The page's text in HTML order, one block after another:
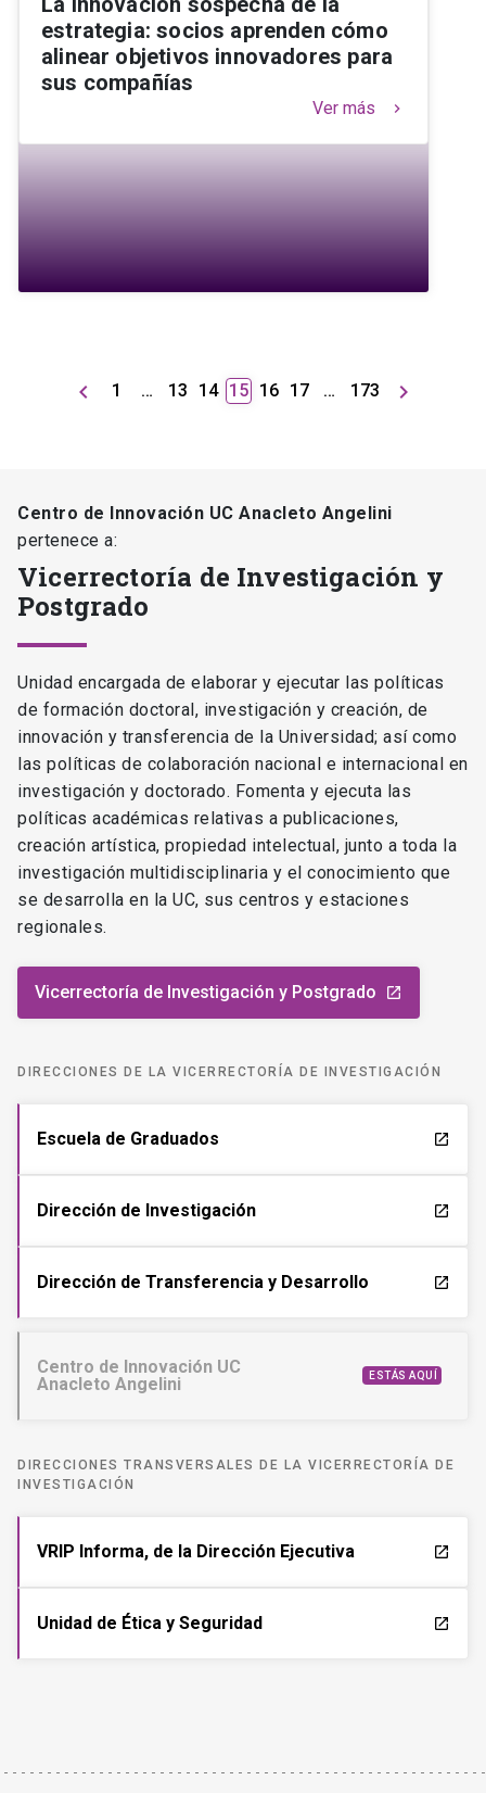
estrategia: socios aprenden cómo
alinear objetivos innovadores para
sus compañías
Ver más keyboard_arrow_right
keyboard_arrow_left 1 … 13 14 15 16 17 … 173 keyboard_arrow_right
Centro de Innovación UC Anacleto Angelini
pertenece a:
Vicerrectoría de Investigación y
Postgrado
Unidad encargada de elaborar y ejecutar las políticas
de formación doctoral, investigación y creación, de
innovación y transferencia de la Universidad; así como
las políticas de colaboración nacional e internacional en
investigación y doctorado. Fomenta y ejecuta las
políticas académicas relativas a publicaciones,
creación artística, propiedad intelectual, junto a toda la
investigación multidisciplinaria y el conocimiento que
se desarrolla en la UC, sus centros y estaciones
regionales.
Vicerrectoría de Investigación y Postgrado launch
DIRECCIONES DE LA VICERRECTORÍA DE INVESTIGACIÓN
Escuela de Graduados launch
Dirección de Investigación launch
Dirección de Transferencia y Desarrollo launch
Centro de Innovación UC
Anacleto Angelini
ESTÁS AQUÍ
DIRECCIONES TRANSVERSALES DE LA VICERRECTORÍA DE
INVESTIGACIÓN
VRIP Informa, de la Dirección Ejecutiva launch
Unidad de Ética y Seguridad launch